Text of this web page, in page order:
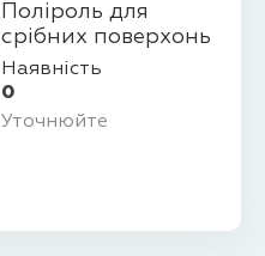
Поліроль для
срібних поверхонь
Наявність
0
Уточнюйте